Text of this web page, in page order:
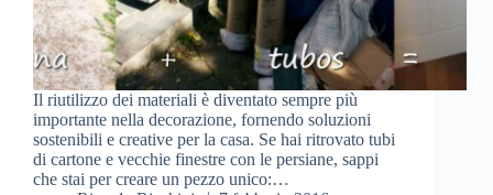
Il riutilizzo dei materiali è diventato sempre più
importante nella decorazione, fornendo soluzioni
sostenibili e creative per la casa. Se hai ritrovato tubi
di cartone e vecchie finestre con le persiane, sappi
che stai per creare un pezzo unico:…